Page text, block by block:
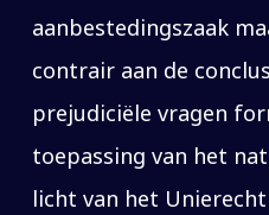
aanbestedingszaak
contrair aan de
prejudiciële vragen
toepassing van het
licht van het Unierecht